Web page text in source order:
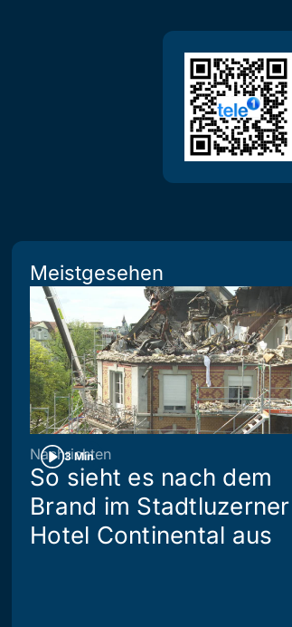
Meistgesehen
3 Min
Nachrichten
So sieht es nach dem
Brand im Stadtluzerner
Hotel Continental aus